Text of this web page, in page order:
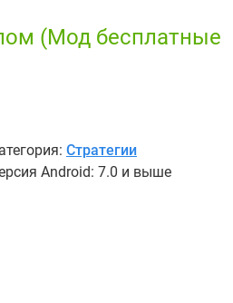
(Мод бесплатные
Стратегии
Android: 7.0 и выше